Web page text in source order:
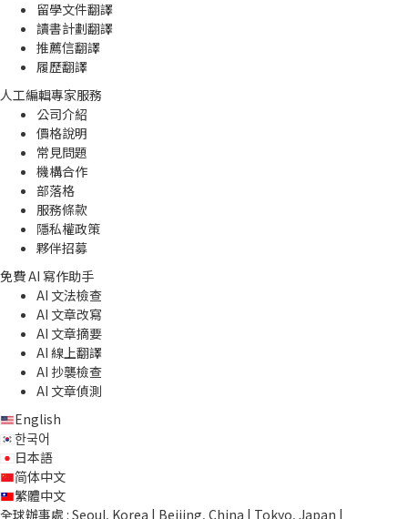
留學文件翻譯
讀書計劃翻譯
推薦信翻譯
履歷翻譯
人工編輯專家服務
公司介紹
價格說明
常見問題
機構合作
部落格
服務條款
隱私權政策
夥伴招募
免費 AI 寫作助手
AI 文法檢查
AI 文章改寫
AI 文章摘要
AI 線上翻譯
AI 抄襲檢查
AI 文章偵測
English
한국어
日本語
简体中文
繁體中文
全球辦事處 : Seoul, Korea | Beijing, China | Tokyo, Japan |